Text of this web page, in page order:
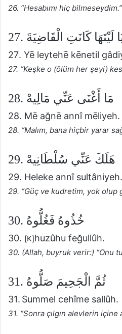
26. “Hesabımı hiç bilmeseydim.”
يَا لَيْتَهَا كَانَتِ الْقَاضِيَةَ
27. Yē leytehē kēnetil
27. “Keşke o (ölüm her şeyi)
28. مَا أَغْنَى عَنِّي مَالِيهْ
28. Mē ağnē annî mēliyeh.
28. “Malım, bana hiçbir yarar
29. هَلَكَ عَنِّي سُلْطَانِيهْ
29. Heleke annî sultâniyeh.
29. “Güç ve kudretim, yok olup
30. خُذُوهُ فَغُلُّوهُ
30. [K]huzûhu feğullûh.
30. (Allah, buyruk verir:) “Onu
31. ثُمَّ الْجَحِيمَ صَلُّوهُ
31. Summel cehîme sallûh.
31. “Sonra çılgın alevlerin içine